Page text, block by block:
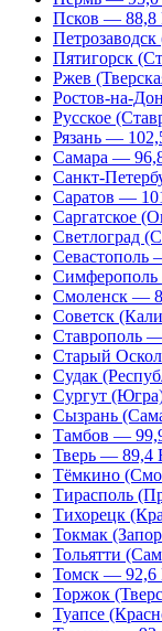
Псков — 88,8
Пятигорск
Ржев
Ростов-на-
Русское
Рязань —
Самара —
Санкт-
Саратов —
Саргатское
Светлоград
Севастополь
Смоленск —
Советск
Ставрополь
Старый
Судак
Сургут
Сызрань
Тамбов —
Тверь — 89,4
Тёмкино
Тирасполь
Тихорецк
Токмак
Тольятти
Томск — 92,6
Торжок
Туапсе